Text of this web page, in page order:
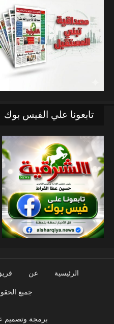
تابعونا علي الفيس بوك
الرئيسية عن
جميع
برمجة